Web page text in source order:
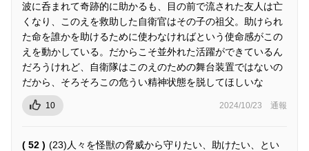
波に呑まれて奇跡的に助かるも、目の前で流された友人は亡
くなり、このえを救助した自衛官はその子の祖父。助けられ
た命を誰かを助けるために使わなければという使命感がこの
えを動かしている。だからこそ並外れた活躍ができているん
だろうけれど、自衛隊はこのえのための舞台装置ではないの
だから、そろそろこの危うい精神状態を脱してほしいな
10 2024/10/23 通報
( 52 ) (23)人々を怪獣の脅威から守りたい、助けたい、とい